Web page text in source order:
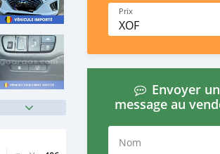
Prix
XOF
Envoyer un
message au
Nom